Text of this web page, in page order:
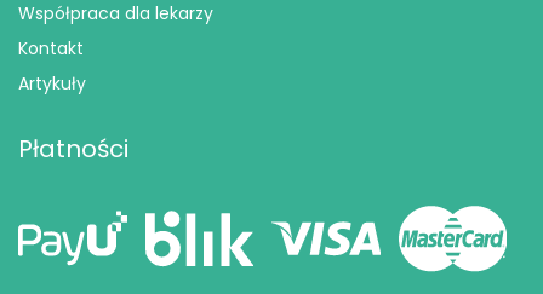
Współpraca dla lekarzy
Kontakt
Artykuły
Płatności